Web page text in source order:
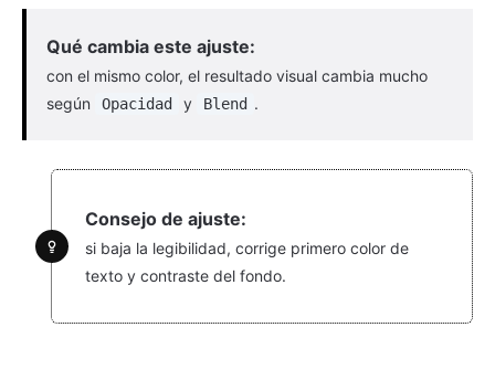
Qué cambia este ajuste:
con el mismo color, el resultado visual cambia mucho
según
Opacidad y Blend .
Consejo de ajuste:
si baja la legibilidad, corrige primero color de
texto y contraste del fondo.